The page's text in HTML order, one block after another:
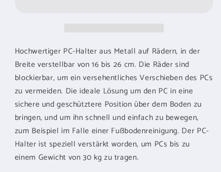
Hochwertiger PC-Halter aus Metall auf Rädern, in der
Breite verstellbar von 16 bis 26 cm. Die Räder sind
blockierbar, um ein versehentliches Verschieben des PCs
zu vermeiden. Die ideale Lösung um den PC in eine
sichere und geschütztere Position über dem Boden zu
bringen, und um ihn schnell und einfach zu bewegen,
zum Beispiel im Falle einer Fußbodenreinigung. Der PC-
Halter ist speziell verstärkt worden, um PCs bis zu
einem Gewicht von 30 kg zu tragen.